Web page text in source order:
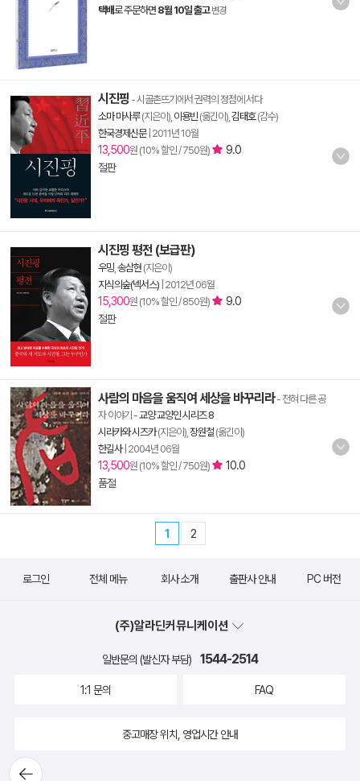
택배로 주문하면 8월 10일 출고 변경
시진핑 - 시골촌뜨기에서 권력의 정점에 서다
소마 마사루(지은이), 이용빈 (옮긴이), 김태호(감수)
한국경제신문| 2011년 10월
13,500원 (10% 할인 / 750원)
9.0
절판
시진핑 평전 (보급판)
우밍 송삼현 (지은이)
지식의숲(넥서스) 2012년 06월
15,300원 (10% 할인 / 850원)
9.0
절판
사람의 마음을 움직여 세상을 바꾸리라- 전혀 다른 공
자 이야기 -교양 교양인 시리즈 8
시라카와 시즈카(지은이), 장원철 (옮긴이)
한길사| 2004년 06월
13,500원 (10% 할인 / 750원)
10.0
품절
1 2
뒤로가
로그인 전체 메뉴 회사 소개 출판사 안내 PC 버전
(주)알라딘커뮤니케이션
일반문의 (발신자 부담) 1544-2514
1:1 문의 FAQ
중고매장 위치, 영업시간 안내